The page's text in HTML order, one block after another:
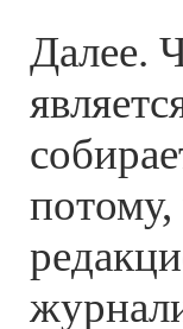
Далее.
потому,